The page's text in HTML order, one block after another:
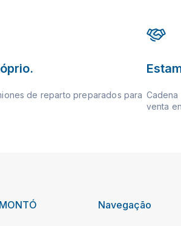
de reparto preparados para Cadena
venta
MONTÓ Navegação